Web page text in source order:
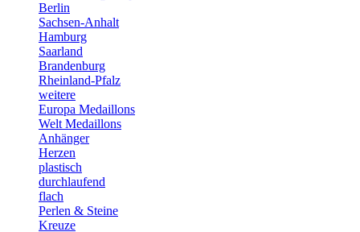
Berlin
Sachsen-Anhalt
Hamburg
Saarland
Brandenburg
Rheinland-Pfalz
weitere
Europa Medaillons
Welt Medaillons
Anhänger
Herzen
plastisch
durchlaufend
flach
Perlen & Steine
Kreuze